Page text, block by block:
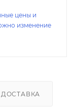
цены и
изменение
ДОСТАВКА